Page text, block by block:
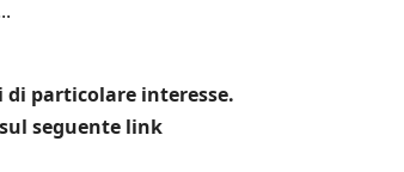
di particolare interesse.
seguente link